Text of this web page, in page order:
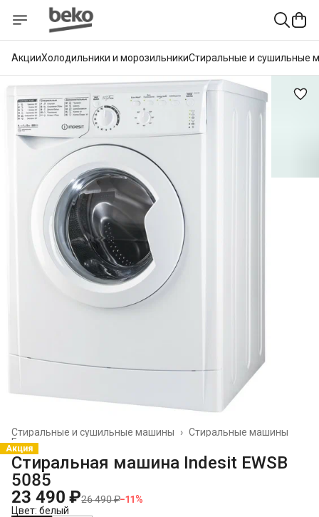
АкцииХолодильники и морозильникиСтиральные и сушильные
Стиральные машины
Стиральные и сушильные машины
›
Главная
Акция
Стиральная машина Indesit EWSB
5085
23 490 ₽26 490 ₽−11%
Цвет: белый